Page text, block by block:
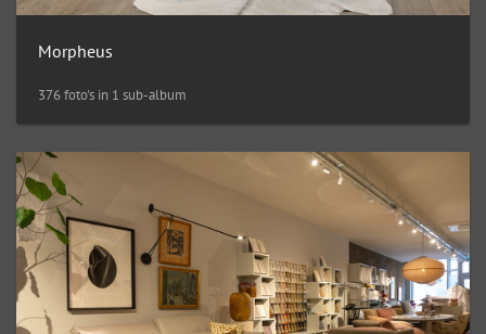
Morpheus
376 foto's in 1 sub-album